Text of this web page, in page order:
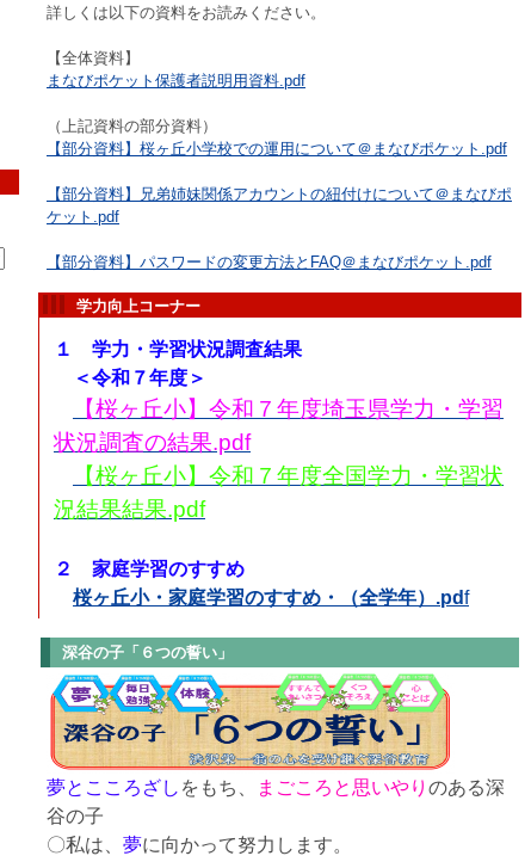
詳しくは以下の資料をお読みください。
【全体資料】
まなびポケット保護者説明用資料.pdf
（上記資料の部分資料）
【部分資料】桜ヶ丘小学校での運用について＠まなびポケット.pdf
【部分資料】兄弟姉妹関係アカウントの紐付けについて＠まなびポ
ケット.pdf
【部分資料】パスワードの変更方法とFAQ＠まなびポケット.pdf
学力向上コーナー
１ 学力・学習状況調査結果
＜令和７年度＞
【桜ヶ丘小】令和７年度埼玉県学力・学習
状況調査の結果.pdf
【桜ヶ丘小】令和７年度全国学力・学習状
況結果結果.pdf
２ 家庭学習のすすめ
桜ヶ丘小・家庭学習のすすめ・（全学年）.pdf
深谷の子「６つの誓い」
夢とこころざし をもち、 まごころと思いやり のある深
谷の子
〇私は、 夢に向かって努力します。